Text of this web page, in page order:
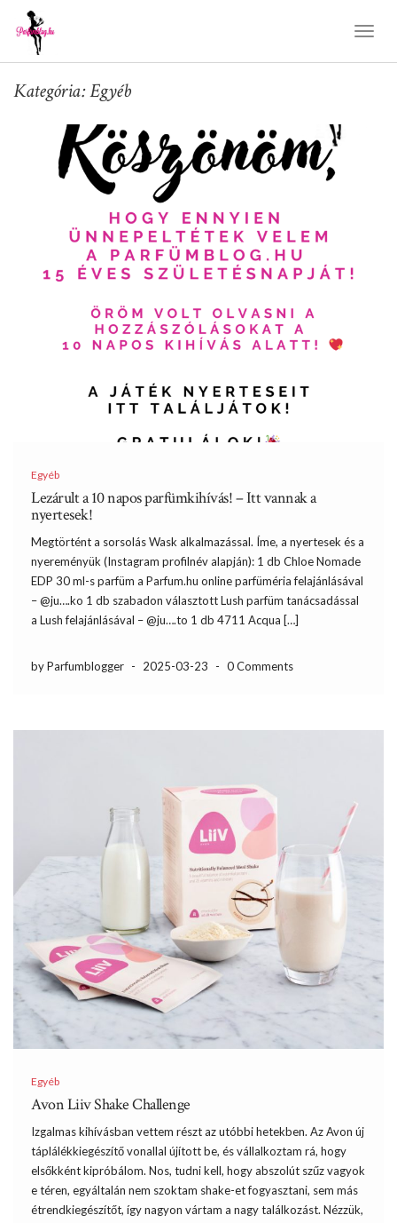
Kategória: Egyéb
Egyéb
Lezárult a 10 napos parfümkihívás! – Itt vannak a
nyertesek!
Megtörtént a sorsolás Wask alkalmazással. Íme, a nyertesek és a
nyereményük (Instagram profilnév alapján): 1 db Chloe Nomade
EDP 30 ml-s parfüm a Parfum.hu online parfüméria felajánlásával
– @ju….ko 1 db szabadon választott Lush parfüm tanácsadással
a Lush felajánlásával – @ju….to 1 db 4711 Acqua […]
by Parfumblogger - 2025-03-23 - 0 Comments
Egyéb
Avon Liiv Shake Challenge
Izgalmas kihívásban vettem részt az utóbbi hetekben. Az Avon új
táplálékkiegészítő vonallal újított be, és vállalkoztam rá, hogy
elsőkként kipróbálom. Nos, tudni kell, hogy abszolút szűz vagyok
e téren, egyáltalán nem szoktam shake-et fogyasztani, sem más
étrendkiegészítőt, így nagyon vártam a nagy találkozást. Nézzük,